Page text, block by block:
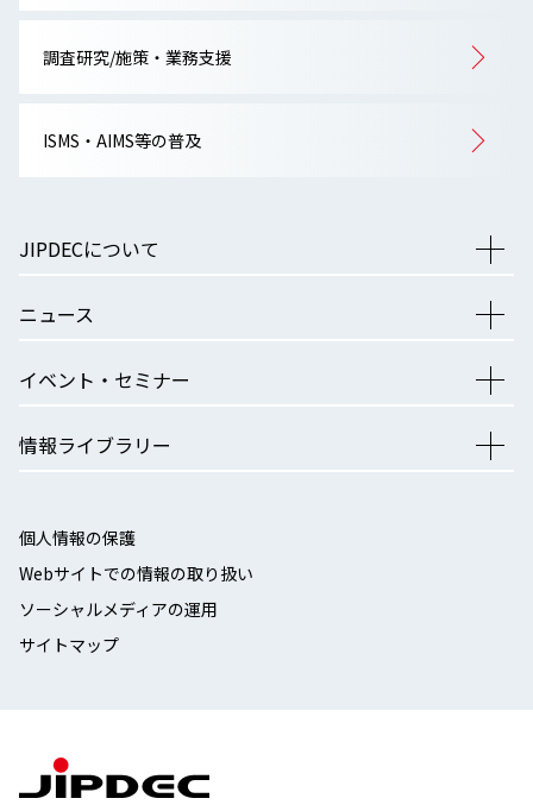
調査研究/施策・業務支援
ISMS・AIMS等の普及
JIPDECについて
ニュース
イベント・セミナー
情報ライブラリー
個人情報の保護
Webサイトでの情報の取り扱い
ソーシャルメディアの運用
サイトマップ